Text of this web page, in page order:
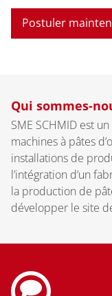
Postuler
Qui sommes-
SME SCHMID est
machines à pâtes
installations de
l’intégration d’un
la production de
développer le site